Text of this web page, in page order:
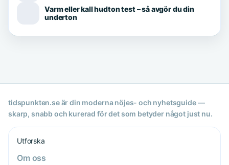
Varm eller kall hudton test – så avgör du din
underton
tidspunkten.se är din moderna nöjes- och nyhetsguide —
skarp, snabb och kurerad för det som betyder något just nu.
Utforska
Om oss